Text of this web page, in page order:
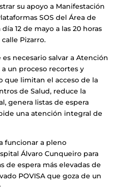
su apoyo a Manifestación
SOS del Área de
12 de mayo a las 20 horas
Pizarro.
necesario salvar a Atención
un proceso recortes y
que limitan el acceso de la
de Salud, reduce la
genera listas de espera
una atención integral de
funcionar a pleno
Álvaro Cunqueiro para
de espera más elevadas de
POVISA que goza de un